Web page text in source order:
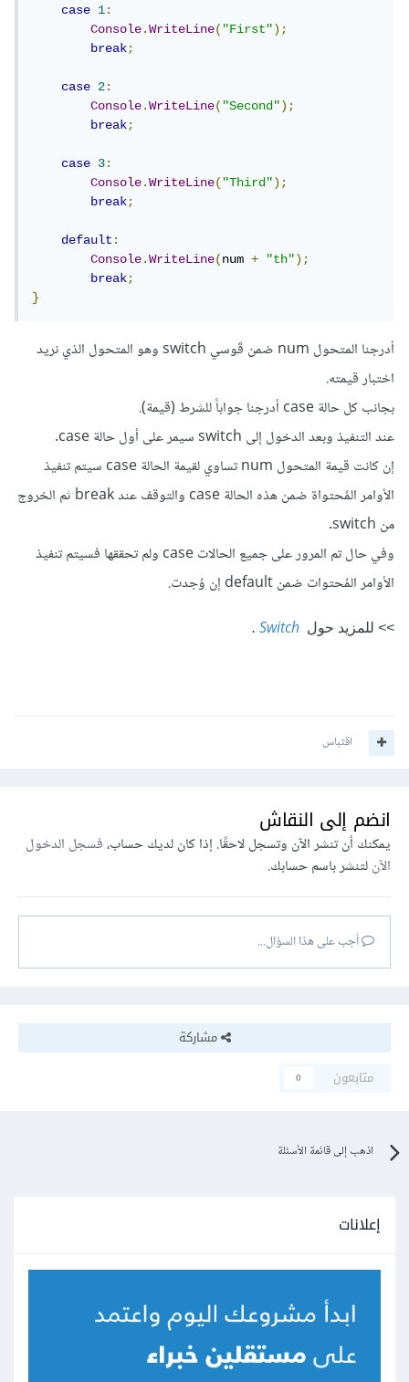
case
1:
Console.WriteLine("First");
break;
case 2:
Console.WriteLine("Second");
break;
case 3:
Console.WriteLine("Third");
break;
default:
Console.WriteLine(num + "th");
break;
}
أدرجنا المتحول num ضمن قَوسي switch وهو المتحول الذي نريد
اختبار قيمته.
بجانب كل حالة case أدرجنا جواباً للشرط (قيمة).
عند التنفيذ وبعد الدخول إلى switch سيمر على أول حالة case.
إن كانت قيمة المتحول num تساوي لقيمة الحالة case سيتم تنفيذ
الأوامر المُحتواة ضمن هذه الحالة case والتوقف عند break ثم الخروج
من switch.
وفي حال تم المرور على جميع الحالات case ولم تحققها فسيتم تنفيذ
الأوامر المُحتوات ضمن default إن وُجدت.
>> للمزيد حول Switch
اقتباس
انضم إلى النقاش
يمكنك أن تنشر الآن وتسجل لاحقًا. إذا كان لديك حساب،فسجل الدخول
الآنلتنشر باسم حسابك.
أجب على هذا السؤال...
مشاركة
متابعون
0
اذهب إلى قائمة الأسئلة
إعلانات